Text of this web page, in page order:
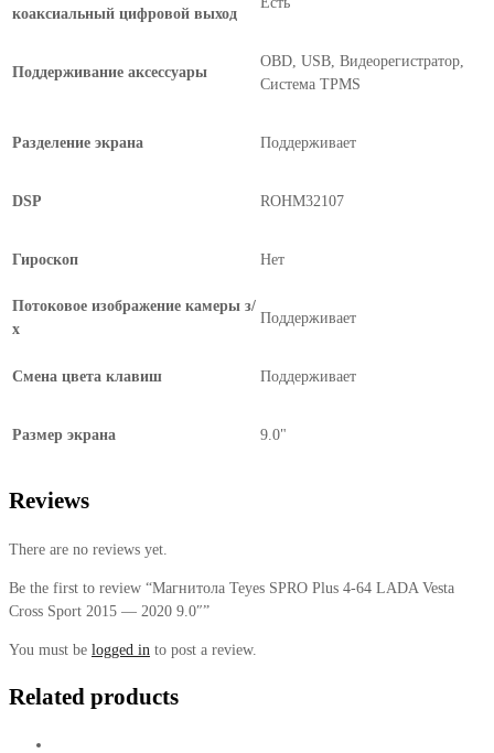
коаксиальный цифровой выход
Поддерживание аксессуары
OBD, USB, Видеорегистратор,
Система TPMS
Разделение экрана Поддерживает
DSP ROHM32107
Гироскоп Нет
Потоковое изображение камеры з/
х
Поддерживает
Смена цвета клавиш Поддерживает
Размер экрана 9.0"
Reviews
There are no reviews yet.
Be the first to review “Магнитола Teyes SPRO Plus 4-64 LADA Vesta
Cross Sport 2015 — 2020 9.0″”
You must be logged in to post a review.
Related products